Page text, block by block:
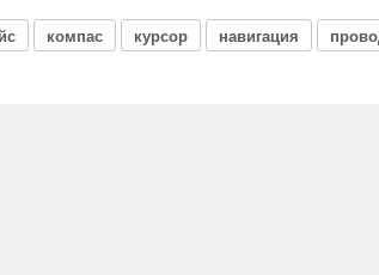
компас курсор навигация